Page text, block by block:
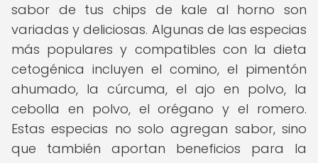
sabor de tus chips de kale al horno son
variadas y deliciosas. Algunas de las especias
más populares y compatibles con la dieta
cetogénica incluyen el comino, el pimentón
ahumado, la cúrcuma, el ajo en polvo, la
cebolla en polvo, el orégano y el romero.
Estas especias no solo agregan sabor, sino
que también aportan beneficios para la